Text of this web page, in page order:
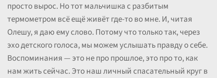
просто вырос. Но тот мальчишка с разбитым
термометром всё ещё живёт где-то во мне. И, читая
Олешу, я даю ему слово. Потому что только так, через
эхо детского голоса, мы можем услышать правду о себе.
Воспоминания — это не про прошлое, это про то, как
нам жить сейчас. Это наш личный спасательный круг в